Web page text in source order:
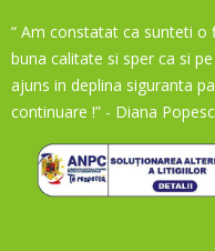
“ Am constatat ca sunteti o
buna calitate si sper ca si
ajuns in deplina siguranta
continuare !” - Diana